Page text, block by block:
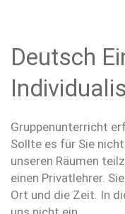
Deutsch
Gruppenunterricht
Sollte es für Sie
unseren Räumen
einen Privatlehrer.
Ort und die Zeit. In